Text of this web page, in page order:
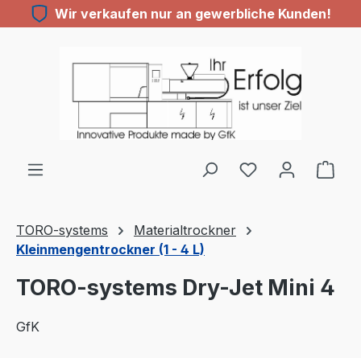
Zum Hauptinhalt springen
Wir verkaufen nur an gewerbliche Kunden!
TORO-systems
Materialtrockner
Kleinmengentrockner (1 - 4 L)
TORO-systems Dry-Jet Mini 4
GfK